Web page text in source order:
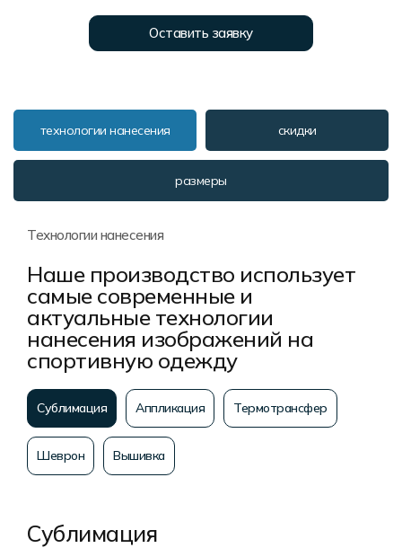
Оставить заявку
технологии нанесения скидки
размеры
Технологии нанесения
Наше производство использует
самые современные и
актуальные технологии
нанесения изображений на
спортивную одежду
Сублимация Аппликация Термотрансфер
Шеврон Вышивка
Сублимация
Форма в наличии
Распродажа
Реквизиты
Система скидок и наценок
Пользовательское соглашение